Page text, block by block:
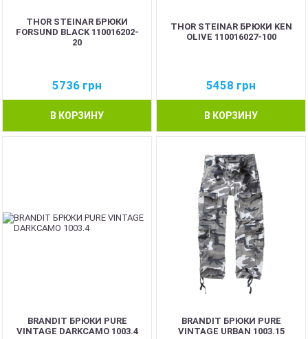
THOR STEINAR БРЮКИ
FORSUND BLACK 110016202-
20
5736 грн
В КОРЗИНУ
THOR STEINAR БРЮКИ KEN
OLIVE 110016027-100
5458 грн
В КОРЗИНУ
BRANDIT БРЮКИ PURE
VINTAGE DARKCAMO 1003.4
BRANDIT БРЮКИ PURE
VINTAGE URBAN 1003.15